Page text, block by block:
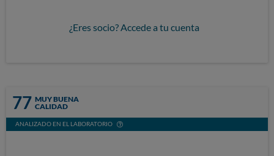
¿Eres socio? Accede a tu cuenta
77 MUY BUENA
CALIDAD
ANALIZADO EN EL LABORATORIO